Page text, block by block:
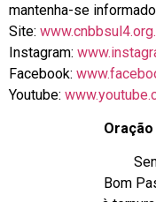
mantenha-se
Site:
Instagram:
Facebook:
Youtube:
Bom